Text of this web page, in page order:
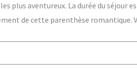
plus aventureux. La durée du séjour
de cette parenthèse romantique.